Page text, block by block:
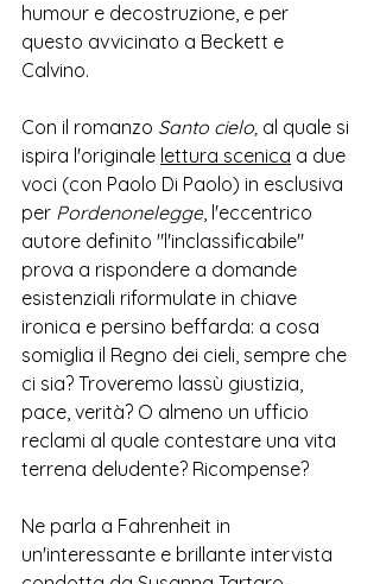
humour e decostruzione, e per
questo avvicinato a Beckett e
Calvino.
Con il romanzo Santo cielo, al quale si
ispira l'originale lettura scenica a due
voci (con Paolo Di Paolo) in esclusiva
per Pordenonelegge, l'eccentrico
autore definito "l'inclassificabile"
prova a rispondere a domande
esistenziali riformulate in chiave
ironica e persino beffarda: a cosa
somiglia il Regno dei cieli, sempre che
ci sia? Troveremo lassù giustizia,
pace, verità? O almeno un ufficio
reclami al quale contestare una vita
terrena deludente? Ricompense?
Ne parla a Fahrenheit in
un'interessante e brillante intervista